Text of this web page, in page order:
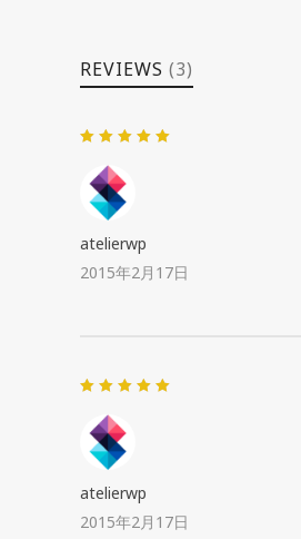
REVIEWS (3)
評価
atelierwp
2015年2月17日
評価
atelierwp
2015年2月17日